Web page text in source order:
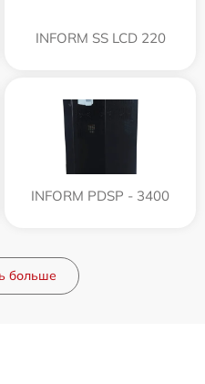
INFORM SS LCD 220
INFORM PDSP - 3400
больше